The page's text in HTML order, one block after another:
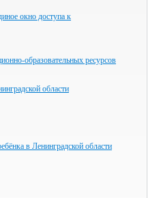
окно доступа к
образовательных ресурсов
области
в Ленинградской области